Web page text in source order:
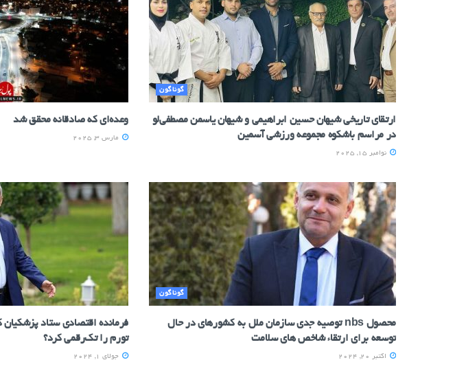
گوناگون
ارتقای تاریخی شیهان حسین ابراهیمی و شیهان یاسمن مصطفی‌لو
در مراسم باشکوه مجموعه ورزشی آسمین
نوامبر 15, 2025
وعده‌ای که صادقانه محقق شد
مارس 3, 2025
گوناگون
محصول nbs توصیه جدی سازمان ملل به کشورهای در حال
توسعه برای ارتقاء شاخص های سلامت
اکتبر 20, 2024
فرمانده اقتصادی ستاد
تورم را تک‌رقمی کرد؟
جولای 1, 2024